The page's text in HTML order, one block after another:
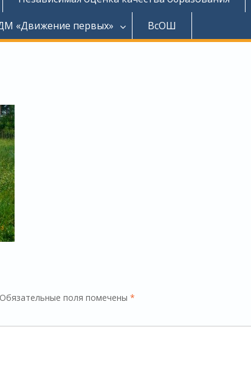
«Движение первых» ВсОШ
Обязательные поля помечены *